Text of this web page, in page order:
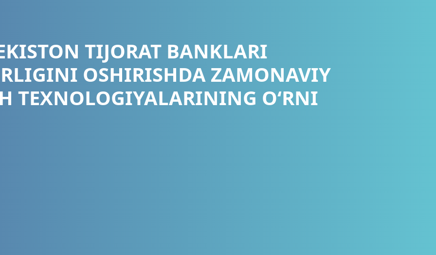
TIJORAT BANKLARI
OSHIRISHDA ZAMONAVIY
TEXNOLOGIYALARINING O‘RNI